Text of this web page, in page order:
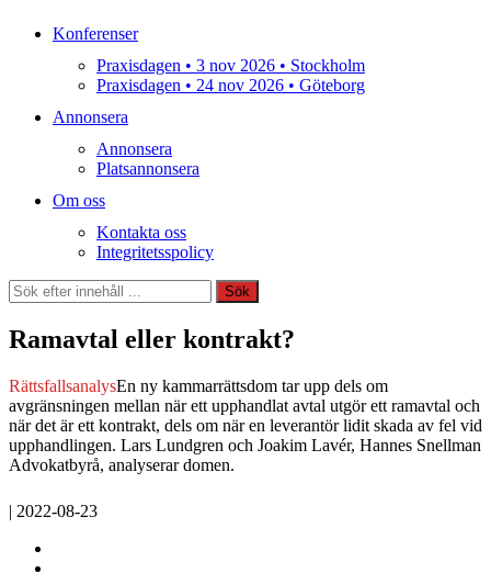
Konferenser
Praxisdagen • 3 nov 2026 • Stockholm
Praxisdagen • 24 nov 2026 • Göteborg
Annonsera
Annonsera
Platsannonsera
Om oss
Kontakta oss
Integritetsspolicy
Sök
Sök
Ramavtal eller kontrakt?
RättsfallsanalysEn ny kammarrättsdom tar upp dels om
avgränsningen mellan när ett upphandlat avtal utgör ett ramavtal och
när det är ett kontrakt, dels om när en leverantör lidit skada av fel vid
upphandlingen. Lars Lundgren och Joakim Lavér, Hannes Snellman
Advokatbyrå, analyserar domen.
| 2022-08-23